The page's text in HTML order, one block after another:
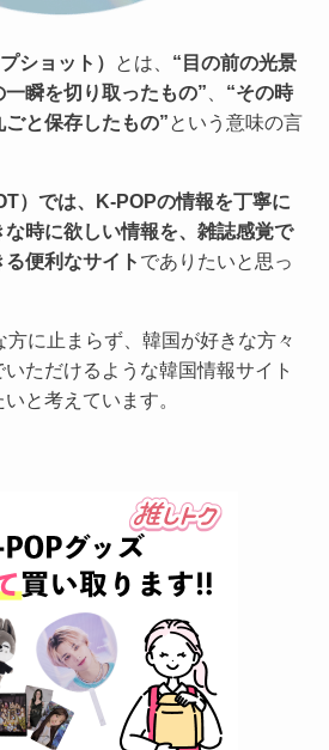
ショット） とは、 “目の前の光景
瞬を切り取ったもの”
“その時
と保存したもの” という意味の言
）では、K-POPの情報を丁寧に
な時に欲しい情報を、雑誌感覚で
便利なサイト でありたいと思っ
に止まらず、韓国が好きな方々
ただけるような韓国情報サイト
と考えています。